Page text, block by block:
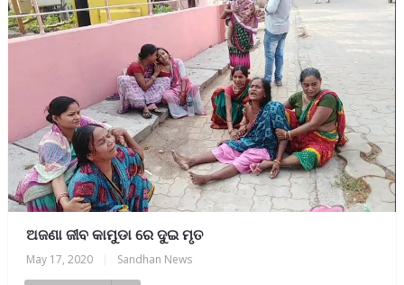
ଅଜଣା ଜୀବ କାମୁଡା ରେ ଦୁଇ ମୃତ
May 17, 2020 Sandhan News